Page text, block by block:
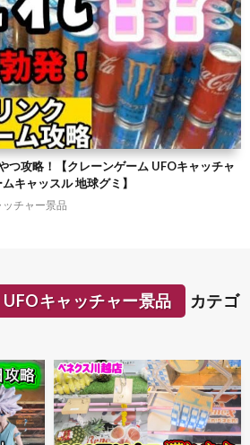
つ攻略！【クレーンゲーム UFOキャッチャ
キャッスル 地球グミ】
チャー景品
キャッチャー景品
カテゴ